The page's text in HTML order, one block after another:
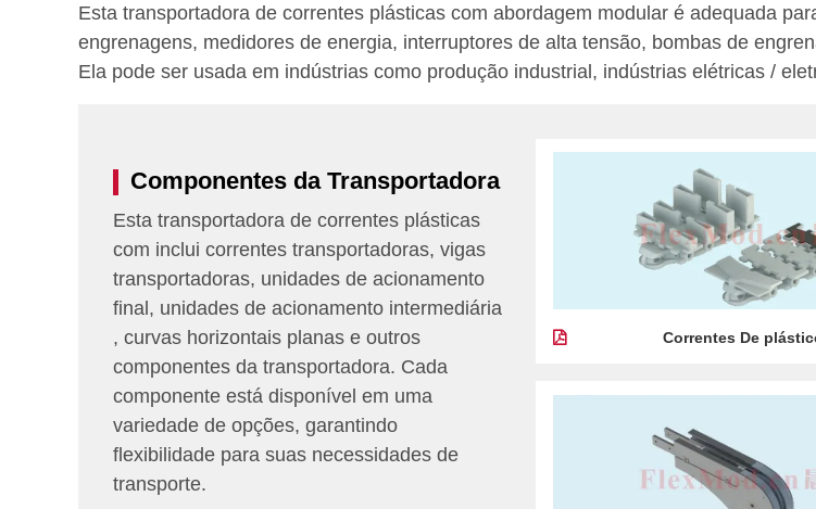
Esta transportadora de correntes plásticas com abordagem modular é adequada
engrenagens, medidores de energia, interruptores de alta tensão, bombas de
Ela pode ser usada em indústrias como produção industrial, indústrias elétricas /
Componentes da Transportadora
Esta transportadora de correntes plásticas
com inclui correntes transportadoras, vigas
transportadoras, unidades de acionamento
final, unidades de acionamento intermediária
, curvas horizontais planas e outros
componentes da transportadora. Cada
componente está disponível em uma
variedade de opções, garantindo
flexibilidade para suas necessidades de
transporte.
Correntes De